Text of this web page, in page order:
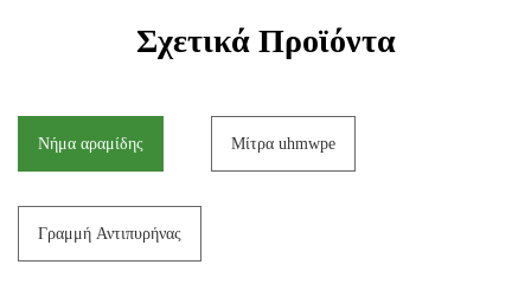
Σχετικά Προϊόντα
Νήμα αραμίδης Μίτρα uhmwpe
Γραμμή Αντιπυρήνας